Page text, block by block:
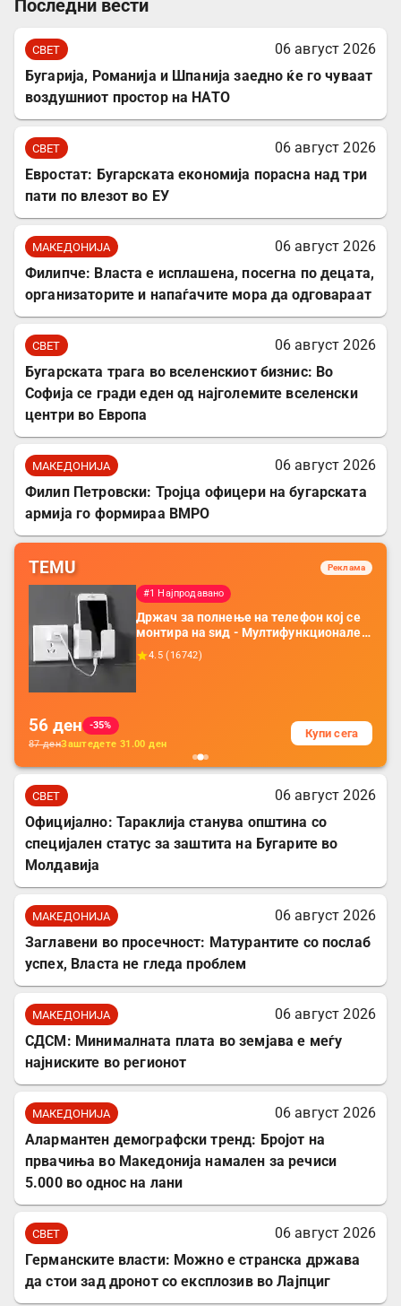
Последни вести
СВЕТ
06 август 2026
Бугарија, Романија и Шпанија заедно ќе го чуваат
воздушниот простор на НАТО
СВЕТ
06 август 2026
Евростат: Бугарската економија порасна над три
пати по влезот во ЕУ
МАКЕДОНИЈА
06 август 2026
Филипче: Власта е исплашена, посегна по децата,
организаторите и напаѓачите мора да одговараат
СВЕТ
06 август 2026
Бугарската трага во вселенскиот бизнис: Во
Софија се гради еден од најголемите вселенски
центри во Европа
МАКЕДОНИЈА
06 август 2026
Филип Петровски: Тројца офицери на бугарската
армија го формираа ВМРО
TEMU Реклама
#1 Најпродавано
Држач за полнење на телефон кој се
монтира на ѕид - Мултифункционален
пластичен организатор за чување на
покрај кревет и за ТВ далечински
4.5 ( 16742)
56 ден
-35%
87денЗаштедете 31.00 ден
Купи сега
СВЕТ
06 август 2026
Официјално: Тараклија станува општина со
специјален статус за заштита на Бугарите во
Молдавија
МАКЕДОНИЈА
06 август 2026
Заглавени во просечност: Матурантите со послаб
успех, Власта не гледа проблем
МАКЕДОНИЈА
06 август 2026
СДСМ: Минималната плата во земјава е меѓу
најниските во регионот
МАКЕДОНИЈА
06 август 2026
Алармантен демографски тренд: Бројот на
првачиња во Македонија намален за речиси
5.000 во однос на лани
СВЕТ
06 август 2026
Германските власти: Можно е странска држава
да стои зад дронот со експлозив во Лајпциг